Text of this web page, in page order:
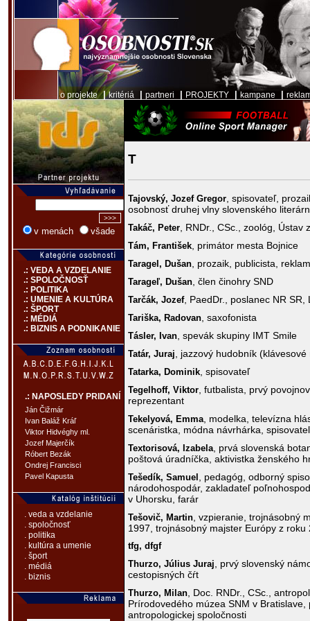
o projekte|kritériá partneri PROJEKTY kampane
v menách všade
.: VEDA A VZDELANIE
.: SPOLOČNOSŤ
.: POLITIKA
.: UMENIE A KULTÚRA
.: ŠPORT
.: MÉDIÁ
.: BIZNIS A PODNIKANIE
.: NAPOSLEDY PRIDANÍ
Ján Čižmár
Ivan Baláž Kráľ
Viktor Hidvéghy ml.
Jozef Majerčík
Róbert Bezák
Ondrej Francisci
Pavel Kapusta
. veda a vzdelanie
. spoločnosť
. politika
. kultúra a umenie
. šport
. médiá
. biznis
T
Tajovský, Jozef Gregor , spisovateľ,
osobnosť druhej vlny slovenského
Takáč, Peter , RNDr., CSc., zoológ, Ústav
Tám, František , primátor mesta Bojnice
Taragel, Dušan , prozaik, publicista,
Tarageľ, Dušan , člen činohry SND
Tarčák, Jozef, PaedDr., poslanec NR SR,
Tariška, Radovan , saxofonista
Tásler, Ivan , spevák skupiny IMT Smile
Tatár, Juraj , jazzový hudobník
Tatarka, Dominik , spisovateľ
Tegelhoff, Viktor , futbalista, prvý
reprezentant
Tekelyová, Emma , modelka, televízna
scenáristka, módna návrhárka,
Textorisová, Izabela , prvá slovenská
poštová úradníčka, aktivistka ženského
Tešedík, Samuel
, pedagóg, odborný
národohospodár, zakladateľ
v Uhorsku, farár
Tešovič, Martin , vzpieranie, trojnásobný
1997, trojnásobný majster Európy z roku
tfg, dfgf
Thurzo, Július Juraj , prvý slovenský
cestopisných čŕt
Thurzo, Milan , Doc. RNDr., CSc.,
Prírodovedého múzea SNM v Bratislave,
antropologickej spoločnosti